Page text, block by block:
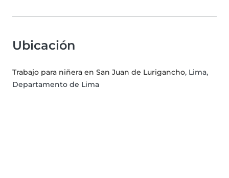
Ubicación
Trabajo para niñera en San Juan de Lurigancho, Lima,
Departamento de Lima